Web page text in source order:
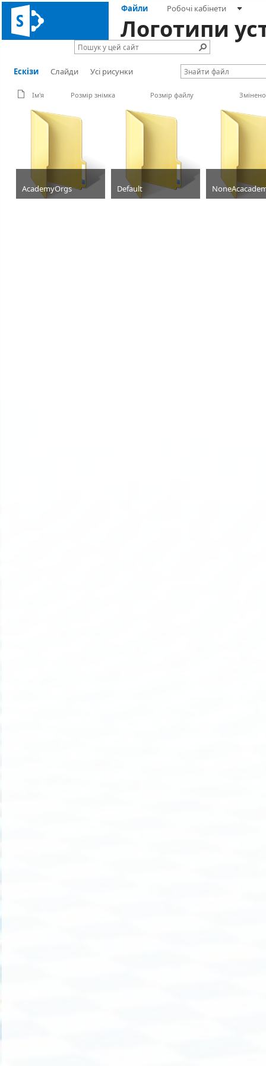
Файли Робочі кабінети
Логотипи
Ескізи Слайди Усі рисунки
Ім'я Розмір знімка Розмір файлу Змінено
AcademyOrgs Default